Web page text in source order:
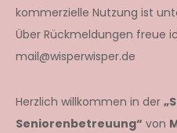
kommerzielle Nutzung ist
Über Rückmeldungen freue
mail@wisperwisper.de
Herzlich willkommen in der
Seniorenbetreuung“ von